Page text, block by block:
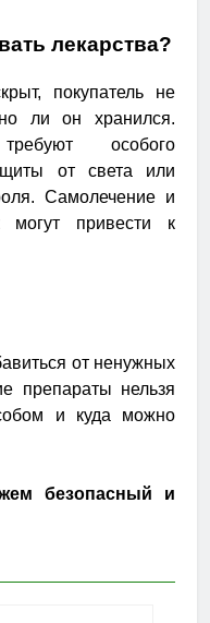
лекарства?
покупатель не
ли он хранился.
особого
от света или
Самолечение и
могут привести к
от ненужных
препараты нельзя
и куда можно
безопасный и